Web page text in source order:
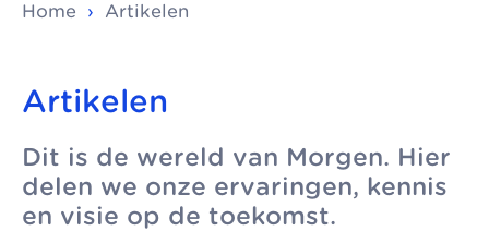
Over ons
Morgen is de
koepel van
toonaangevende
Over ons
Maatschappelijke
Merken
Morgen bestaat uit
verschillende
kinderopvangmerken
Merken
Kinderopvang
Home › Artikelen
Artikelen
Dit is de wereld van Morgen. Hier
delen we onze ervaringen, kennis
en visie op de toekomst.